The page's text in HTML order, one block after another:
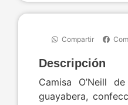
Compartir
Descripción
Camisa O’Neill
guayabera,